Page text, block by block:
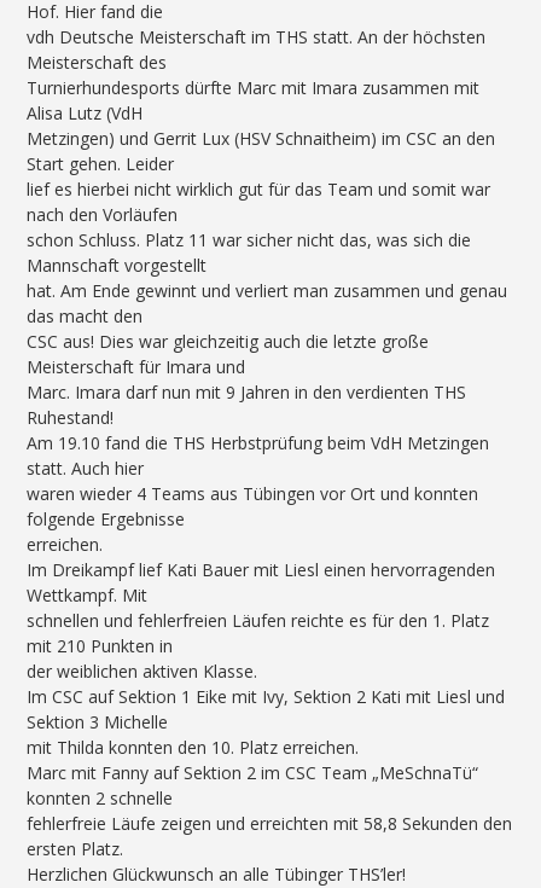
Hof. Hier fand die
vdh Deutsche Meisterschaft im THS statt. An der höchsten
Meisterschaft des
Turnierhundesports dürfte Marc mit Imara zusammen mit
Alisa Lutz (VdH
Metzingen) und Gerrit Lux (HSV Schnaitheim) im CSC an den
Start gehen. Leider
lief es hierbei nicht wirklich gut für das Team und somit war
nach den Vorläufen
schon Schluss. Platz 11 war sicher nicht das, was sich die
Mannschaft vorgestellt
hat. Am Ende gewinnt und verliert man zusammen und genau
das macht den
CSC aus! Dies war gleichzeitig auch die letzte große
Meisterschaft für Imara und
Marc. Imara darf nun mit 9 Jahren in den verdienten THS
Ruhestand!
Am 19.10 fand die THS Herbstprüfung beim VdH Metzingen
statt. Auch hier
waren wieder 4 Teams aus Tübingen vor Ort und konnten
folgende Ergebnisse
erreichen.
Im Dreikampf lief Kati Bauer mit Liesl einen hervorragenden
Wettkampf. Mit
schnellen und fehlerfreien Läufen reichte es für den 1. Platz
mit 210 Punkten in
der weiblichen aktiven Klasse.
Im CSC auf Sektion 1 Eike mit Ivy, Sektion 2 Kati mit Liesl und
Sektion 3 Michelle
mit Thilda konnten den 10. Platz erreichen.
Marc mit Fanny auf Sektion 2 im CSC Team „MeSchnaTü“
konnten 2 schnelle
fehlerfreie Läufe zeigen und erreichten mit 58,8 Sekunden den
ersten Platz.
Herzlichen Glückwunsch an alle Tübinger THS’ler!